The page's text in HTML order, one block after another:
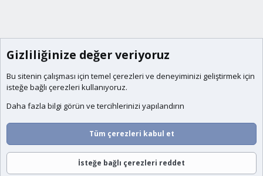
Gizliliğinize değer veriyoruz
Bu sitenin çalışması için temel çerezleri ve deneyiminizi geliştirmek için
isteğe bağlı çerezleri kullanıyoruz.
Daha fazla bilgi görün ve tercihlerinizi yapılandırın
Tüm çerezleri kabul et
İsteğe bağlı çerezleri reddet